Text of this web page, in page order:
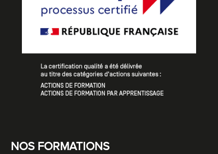
NOS FORMATIONS